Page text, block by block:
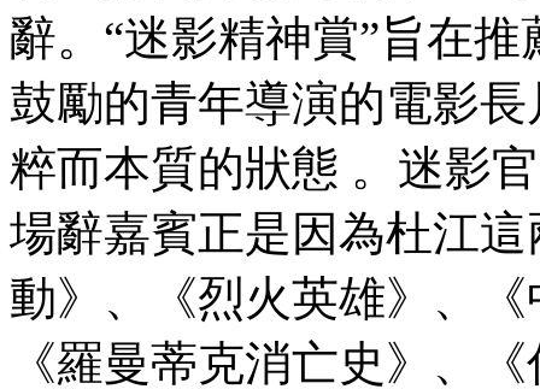
辭。“迷影精神賞”旨在
鼓勵的青年導演的電影長
粹而本質的狀態  。迷影
場辭嘉賓正是因為杜江這
動》 、《烈火英雄》
《羅曼蒂克消亡史》、